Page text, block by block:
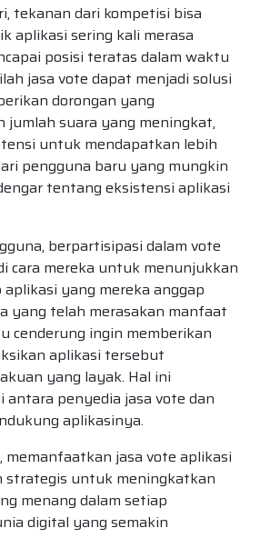
tekanan dari kompetisi bisa
aplikasi sering kali merasa
posisi teratas dalam waktu
jasa vote dapat menjadi solusi
dorongan yang
jumlah suara yang meningkat,
untuk mendapatkan lebih
pengguna baru yang mungkin
tentang eksistensi aplikasi
berpartisipasi dalam vote
cara mereka untuk menunjukkan
yang mereka anggap
yang telah merasakan manfaat
cenderung ingin memberikan
aplikasi tersebut
yang layak. Hal ini
antara penyedia jasa vote dan
aplikasinya.
memanfaatkan jasa vote aplikasi
strategis untuk meningkatkan
menang dalam setiap
digital yang semakin